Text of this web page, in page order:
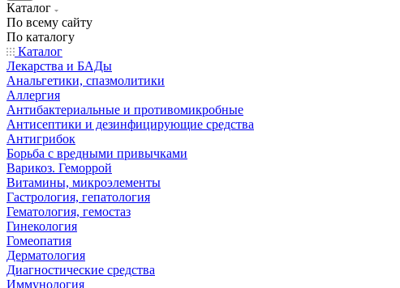
Каталог
По всему сайту
По каталогу
Каталог
Лекарства и БАДы
Анальгетики, спазмолитики
Аллергия
Антибактериальные и противомикробные
Антисептики и дезинфицирующие средства
Антигрибок
Борьба с вредными привычками
Варикоз. Геморрой
Витамины, микроэлементы
Гастрология, гепатология
Гематология, гемостаз
Гинекология
Гомеопатия
Дерматология
Диагностические средства
Иммунология